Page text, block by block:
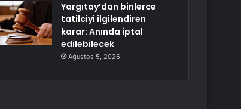
Yargıtay’dan binlerce
tatilciyi ilgilendiren
karar: Anında iptal
edilebilecek
Ağustos 5, 2026